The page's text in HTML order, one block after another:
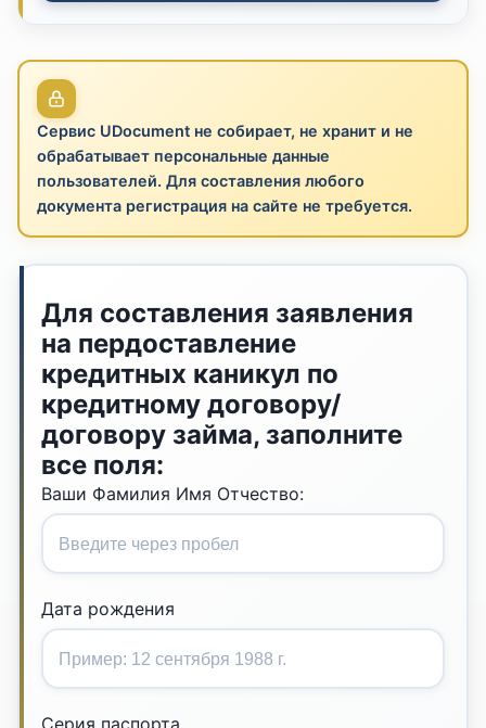
Сервис UDocument не собирает, не хранит и не
обрабатывает персональные данные
пользователей. Для составления любого
документа регистрация на сайте не требуется.
Для составления заявления
на пердоставление
кредитных каникул по
кредитному договору/
договору займа, заполните
все поля:
Ваши Фамилия Имя Отчество:
Дата рождения
Серия паспорта